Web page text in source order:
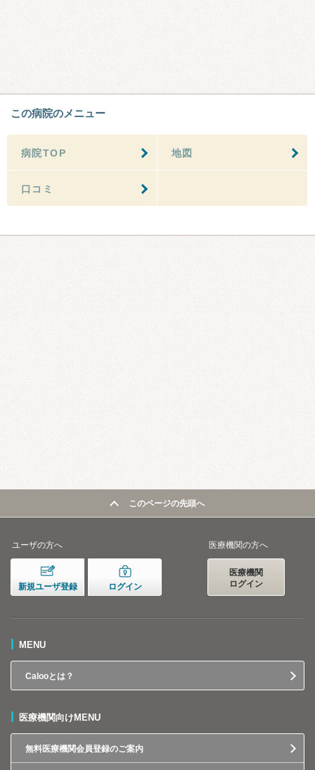
この病院のメニュー
病院TOP 地図
口コミ
このページの先頭へ
ユーザの方へ
新規ユーザ登録 ログイン
医療機関の方へ
医療機関
ログイン
MENU
Calooとは？
医療機関向けMENU
無料医療機関会員登録のご案内